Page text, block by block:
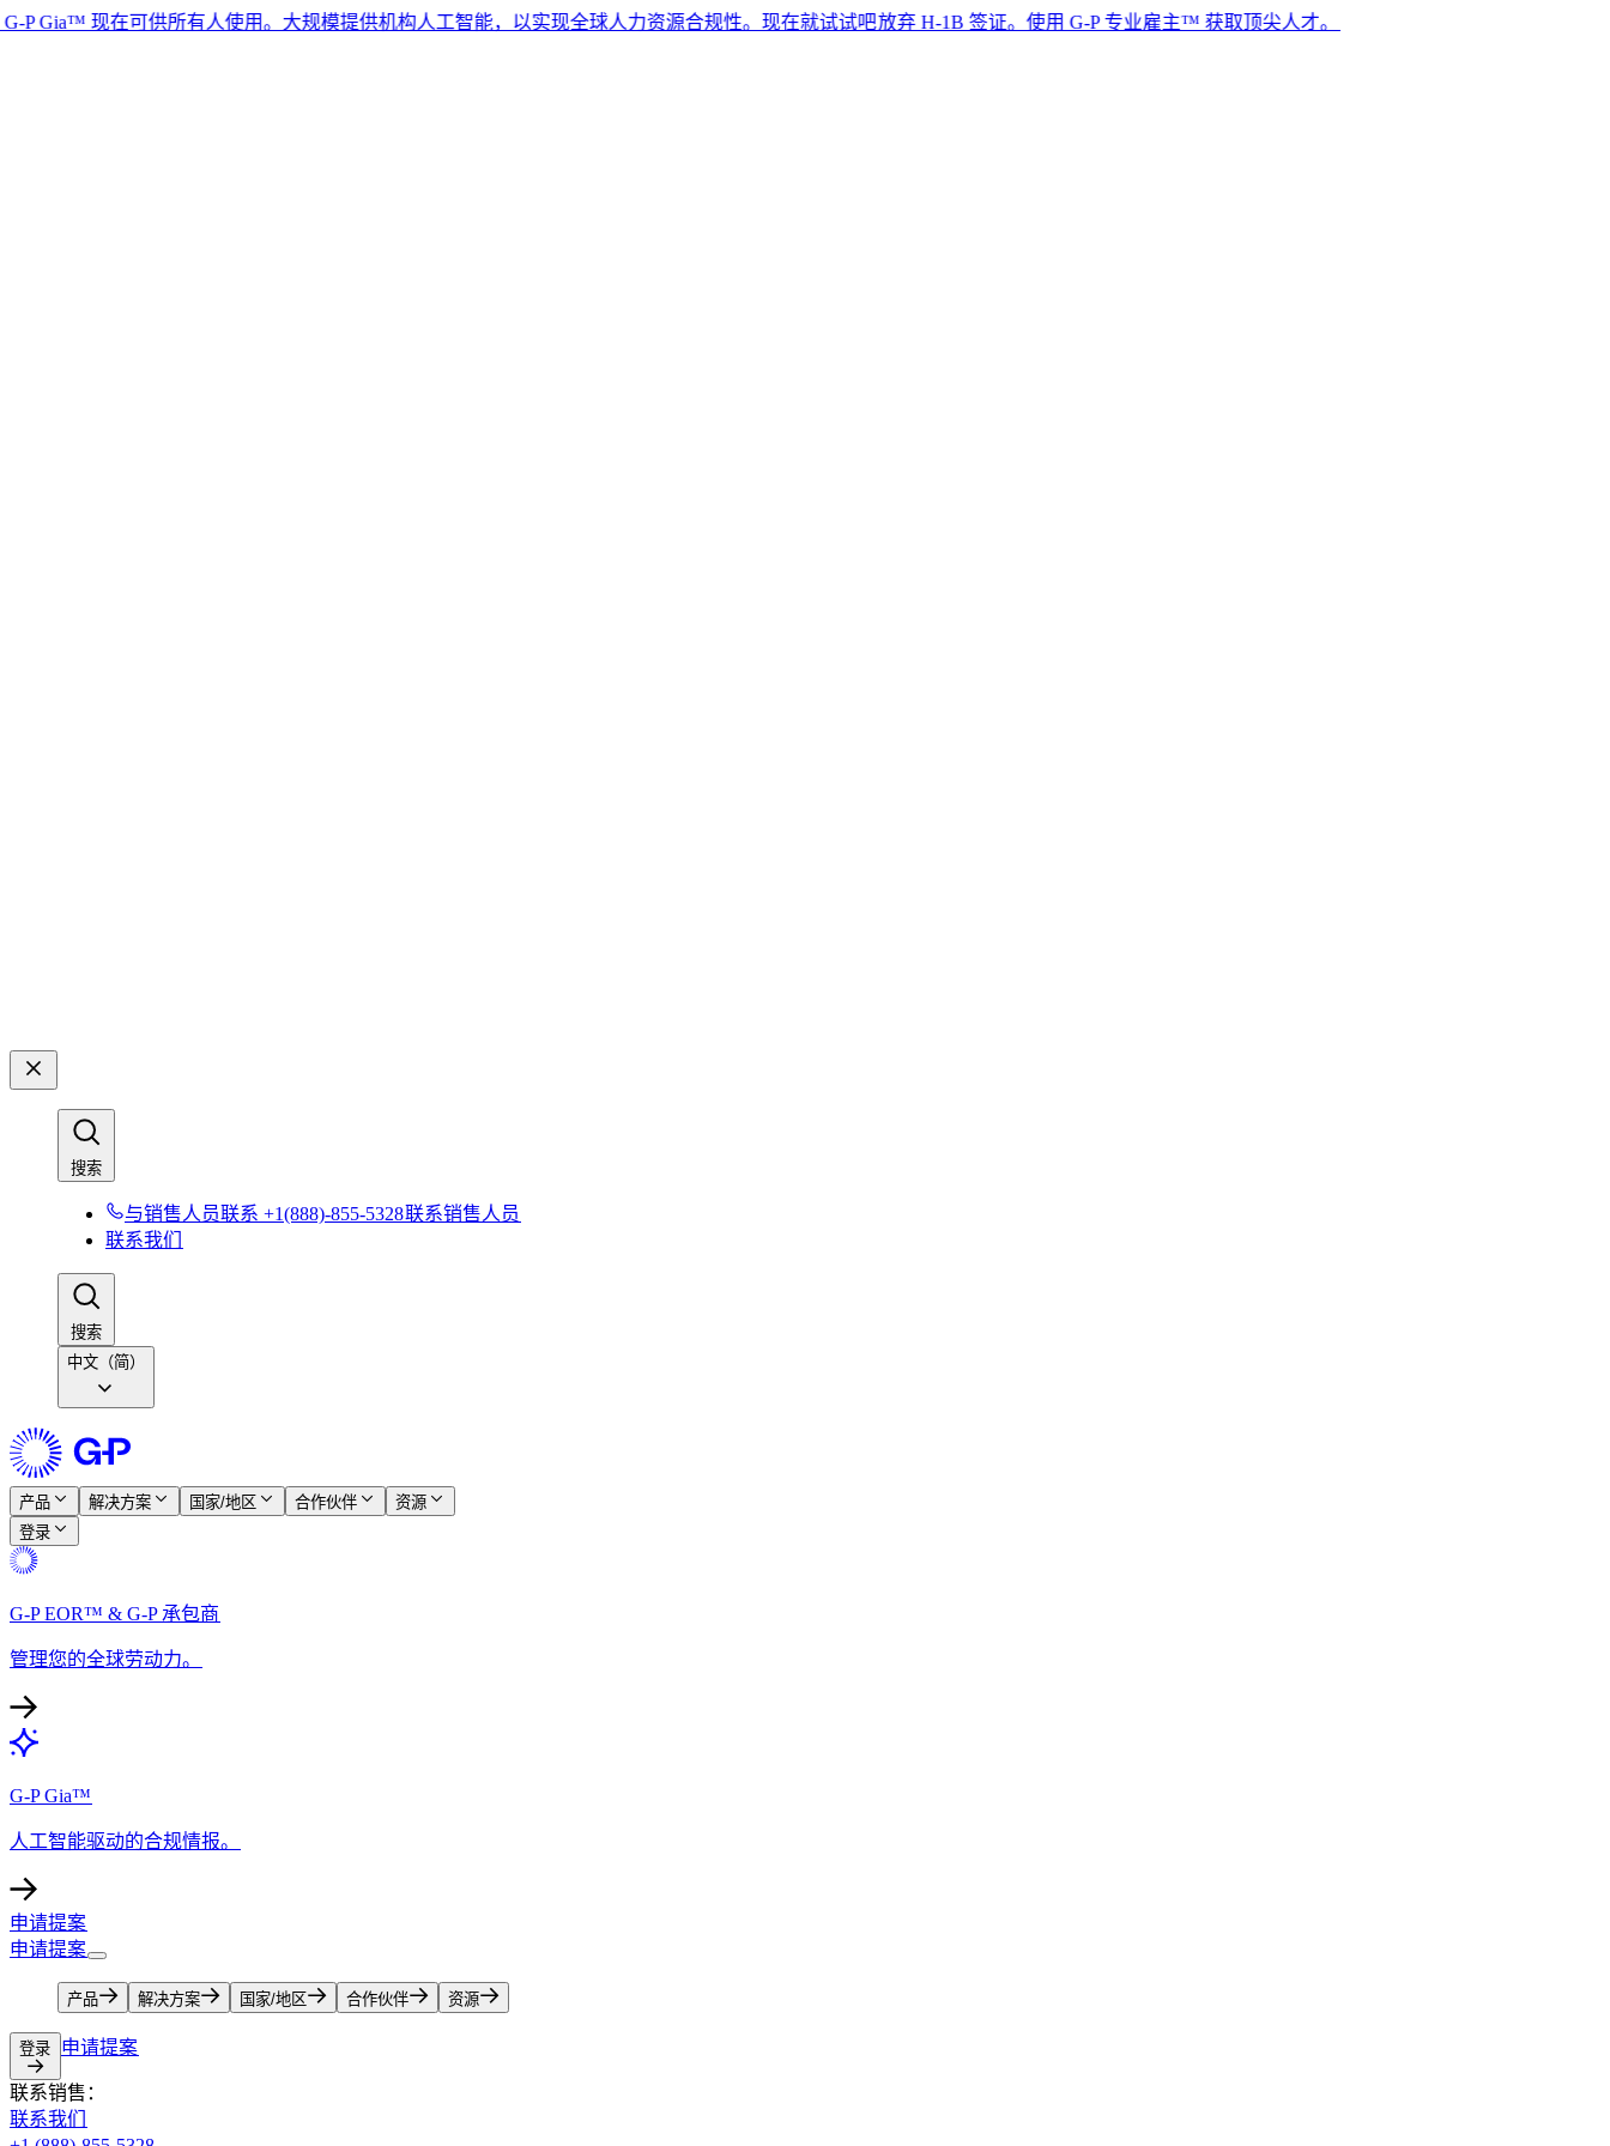
现在可供所有人使用。大规模提供机构人工智能，以实现全球人力资源合规性。现在就试试吧​​放弃 H-1B 签证。使用 G-P 专业雇主™ 获取顶尖人才。​​
搜索​​
与销售人员联系 +1(888)-855-5328​​联系销售人员​​
联系我们​​
搜索​​
中文（简）
产品​​ 解决方案​​ 国家/地区​​ 合作伙伴​​
资源​​
登录​​
G-P EOR™ & G-P 承包商​​
管理您的全球劳动力。​​
G-P Gia™​​
人工智能驱动的合规情报。​​
申请提案​​
申请提案​​
产品​​ 解决方案​​ 国家/地区​​ 合作伙伴​​ 资源​​
登录​​ 申请提案​​
联系销售：​​
联系我们​​